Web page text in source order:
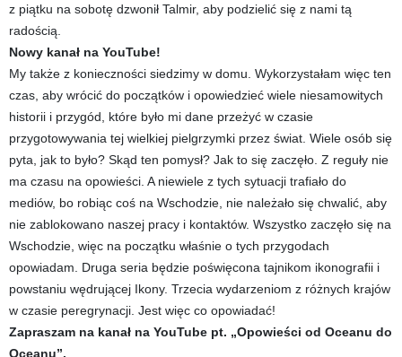
z piątku na sobotę dzwonił Talmir, aby podzielić się z nami tą
radością.
Nowy kanał na YouTube!
My także z konieczności siedzimy w domu. Wykorzystałam więc ten
czas, aby wrócić do początków i opowiedzieć wiele niesamowitych
historii i przygód, które było mi dane przeżyć w czasie
przygotowywania tej wielkiej pielgrzymki przez świat. Wiele osób się
pyta, jak to było? Skąd ten pomysł? Jak to się zaczęło. Z reguły nie
ma czasu na opowieści. A niewiele z tych sytuacji trafiało do
mediów, bo robiąc coś na Wschodzie, nie należało się chwalić, aby
nie zablokowano naszej pracy i kontaktów. Wszystko zaczęło się na
Wschodzie, więc na początku właśnie o tych przygodach
opowiadam. Druga seria będzie poświęcona tajnikom ikonografii i
powstaniu wędrującej Ikony. Trzecia wydarzeniom z różnych krajów
w czasie peregrynacji. Jest więc co opowiadać!
Zapraszam na kanał na YouTube pt. „Opowieści od Oceanu do
Oceanu”.